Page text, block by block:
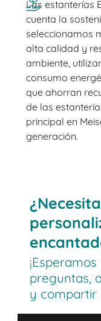
Las estanterías
cuenta la
seleccionamos
alta calidad y
ambiente,
consumo
que ahorran
de las
principal en
generación.
preguntas,
y compartir